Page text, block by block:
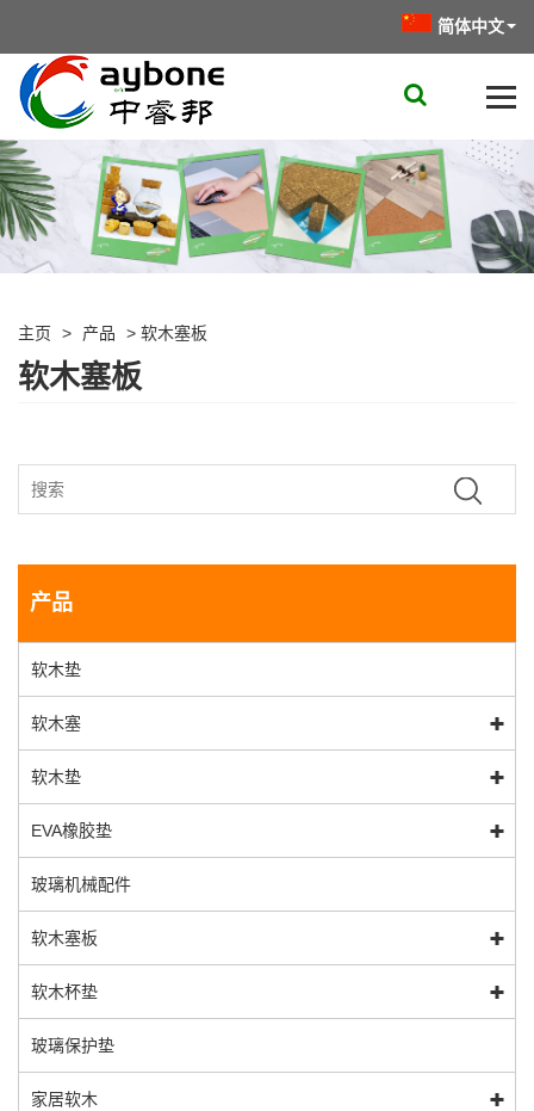
简体中文
主页 > 产品 > 软木塞板
软木塞板
产品
软木垫
软木塞
软木垫
EVA橡胶垫
玻璃机械配件
软木塞板
软木杯垫
玻璃保护垫
家居软木